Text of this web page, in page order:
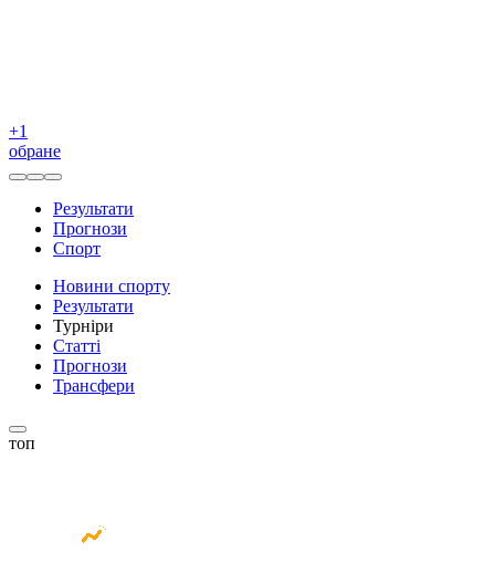
+1
обране
Результати
Прогнози
Спорт
Новини спорту
Результати
Турніри
Статті
Прогнози
Трансфери
топ